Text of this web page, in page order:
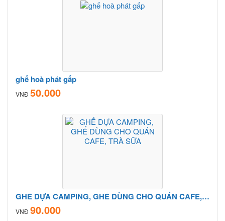
ghế hoà phát gấp
VNĐ 50.000
GHẾ DỰA CAMPING, GHẾ DÙNG CHO QUÁN CAFE, TRÀ SỮA
VNĐ 90.000